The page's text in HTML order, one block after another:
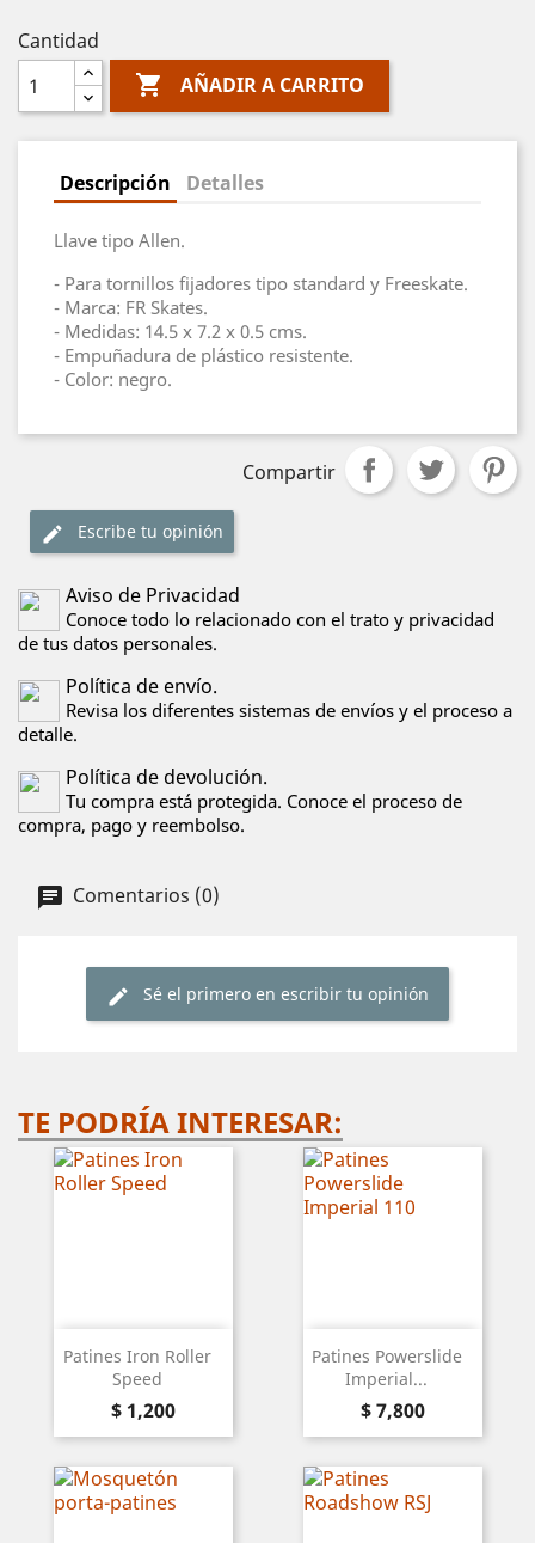
Cantidad
 AÑADIR A CARRITO
Descripción Detalles
Llave tipo Allen.
- Para tornillos fijadores tipo standard y Freeskate.
- Marca: FR Skates.
- Medidas: 14.5 x 7.2 x 0.5 cms.
- Empuñadura de plástico resistente.
- Color: negro.
Compartir
Escribe tu opinión
Aviso de Privacidad
Conoce todo lo relacionado con el trato y privacidad
de tus datos personales.
Política de envío.
Revisa los diferentes sistemas de envíos y el proceso a
detalle.
Política de devolución.
Tu compra está protegida. Conoce el proceso de
compra, pago y reembolso.
Comentarios (0)
Sé el primero en escribir tu opinión
TE PODRÍA INTERESAR:
Patines Iron Roller
Speed
Precio
$ 1,200
Patines Powerslide
Imperial...
Precio
$ 7,800